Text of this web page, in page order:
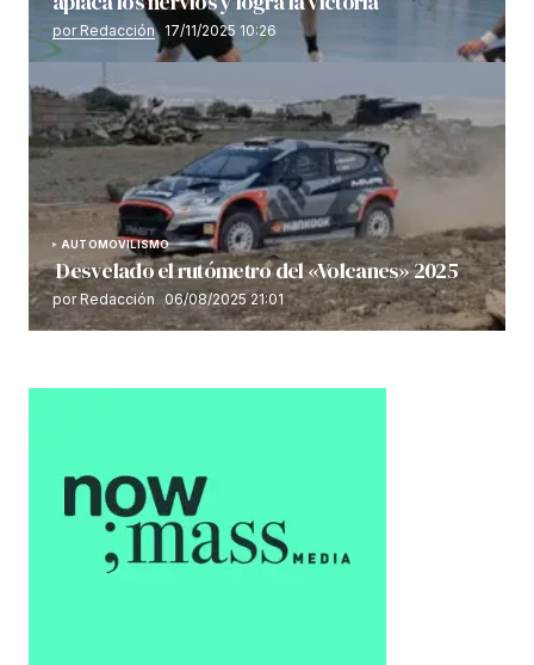
por Redacción 17/11/2025 10:26
AUTOMOVILISMO
Desvelado el rutómetro del «Volcanes» 2025
por Redacción 06/08/2025 21:01